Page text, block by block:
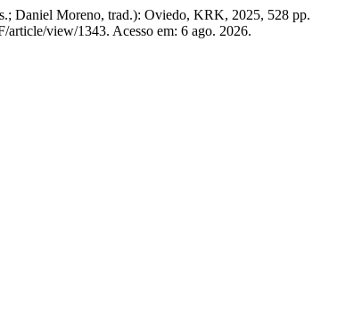
Daniel Moreno, trad.): Oviedo, KRK, 2025, 528 pp.
view/1343. Acesso em: 6 ago. 2026.